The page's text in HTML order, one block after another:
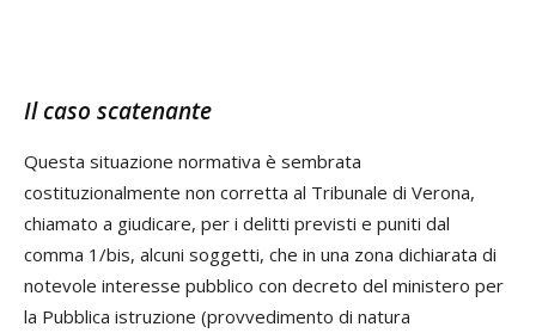
Il caso scatenante
Questa situazione normativa è sembrata
costituzionalmente non corretta al Tribunale di Verona,
chiamato a giudicare, per i delitti previsti e puniti dal
comma 1/bis, alcuni soggetti, che in una zona dichiarata di
notevole interesse pubblico con decreto del ministero per
la Pubblica istruzione (provvedimento di natura